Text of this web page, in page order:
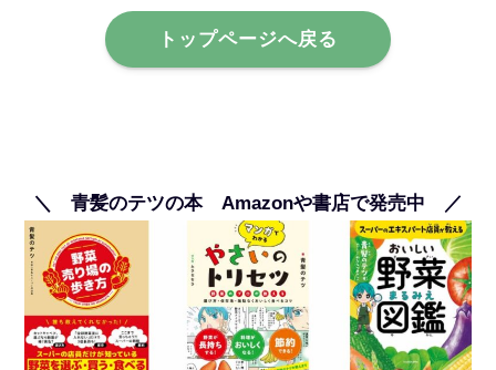
トップページへ戻る
＼ 青髪のテツの本 Amazonや書店で発売中 ／